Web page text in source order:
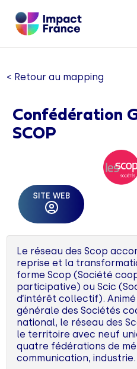
< Retour au mapping
Confédération
SCOP
SITE WEB
Le réseau des Scop
reprise et la
forme Scop (Société
participative) ou Scic
d’intérêt collectif).
générale des Sociétés
national, le réseau des
le territoire avec neuf
quatre fédérations de
communication, industrie.